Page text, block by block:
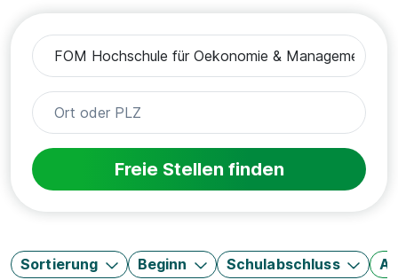
Freie Stellen finden
Sortierung Beginn Schulabschluss